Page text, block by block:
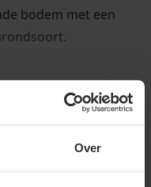
Over
bodem met een
snoeien